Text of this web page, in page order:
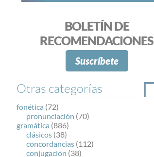
BOLETÍN DE
RECOMENDACIONES
Suscríbete
Otras categorías
fonética (72)
pronunciación (70)
gramática (886)
clásicos (38)
concordancias (112)
conjugación (38)